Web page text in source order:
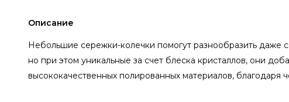
Описание
Небольшие сережки-колечки помогут разнообразить даже
но при этом уникальные за счет блеска кристаллов, они
высококачественных полированных материалов, благодаря